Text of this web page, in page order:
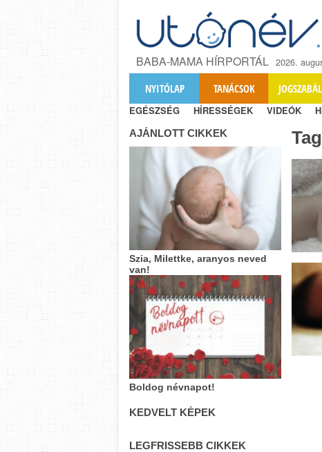
BABA-MAMA HÍRPORTÁL 2026.
NYITÓLAP TANÁCSOK
EGÉSZSÉG HÍRESSÉGEK VIDEÓK
AJÁNLOTT CIKKEK
Szia, Milettke, aranyos neved
van!
Boldog névnapot!
KEDVELT KÉPEK
LEGFRISSEBB CIKKEK